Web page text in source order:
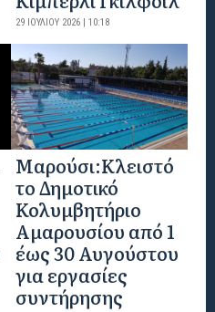
29 ΙΟΥΛΊΟΥ 2026 | 10:18
Μαρούσι:Κλειστό
το Δημοτικό
Κολυμβητήριο
Αμαρουσίου από 1
έως 30 Αυγούστου
για εργασίες
συντήρησης